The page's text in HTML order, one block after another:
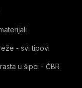
- svi tipovi
u šipci - ČBR